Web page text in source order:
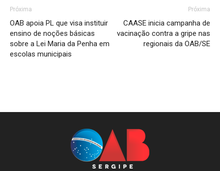
Próxima
OAB apoia PL que visa instituir
ensino de noções básicas
sobre a Lei Maria da Penha em
escolas municipais
Próxima
CAASE inicia campanha de
vacinação contra a gripe nas
regionais da OAB/SE